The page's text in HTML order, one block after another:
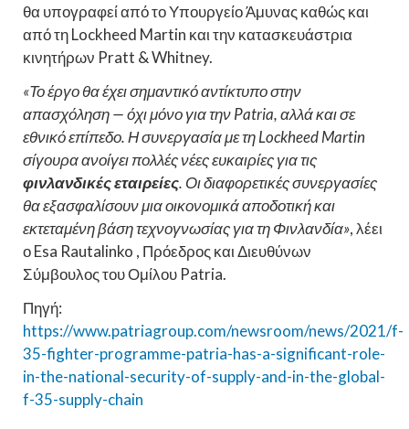
θα υπογραφεί από το Υπουργείο Άμυνας καθώς και
από τη Lockheed Martin και την κατασκευάστρια
κινητήρων Pratt & Whitney.
«Το έργο θα έχει σημαντικό αντίκτυπο στην
απασχόληση — όχι μόνο για την Patria, αλλά και σε
εθνικό επίπεδο. Η συνεργασία με τη Lockheed Martin
σίγουρα ανοίγει πολλές νέες ευκαιρίες για τις
φινλανδικές εταιρείες. Οι διαφορετικές συνεργασίες
θα εξασφαλίσουν μια οικονομικά αποδοτική και
εκτεταμένη βάση τεχνογνωσίας για τη Φινλανδία», λέει
ο Esa Rautalinko , Πρόεδρος και Διευθύνων
Σύμβουλος του Ομίλου Patria.
Πηγή:
https://www.patriagroup.com/newsroom/news/2021/f-
35-fighter-programme-patria-has-a-significant-role-
in-the-national-security-of-supply-and-in-the-global-
f-35-supply-chain